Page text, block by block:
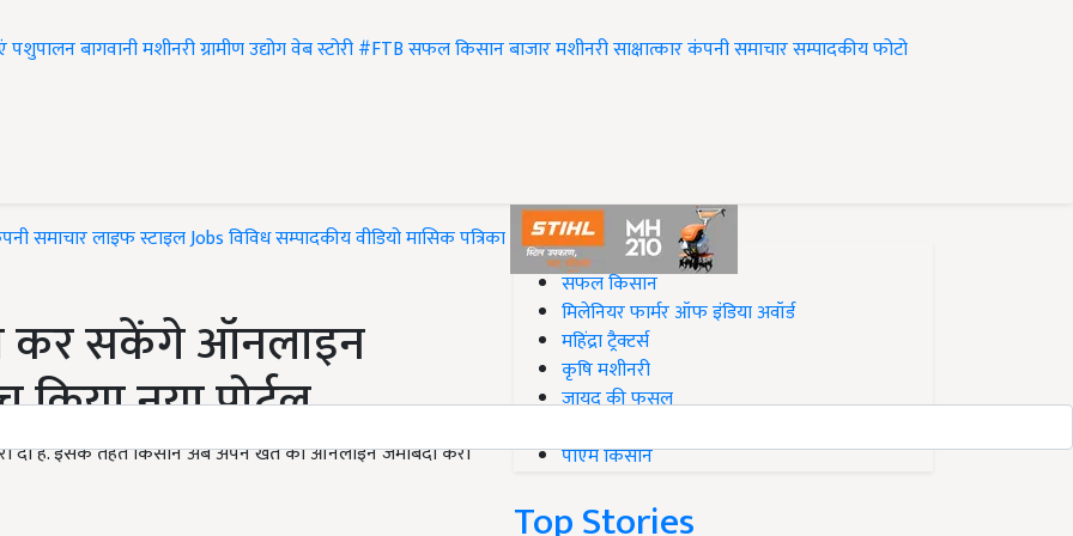
पशुपालनबागवानीमशीनरीग्रामीण उद्योगवेब स्टोरी#FTBसफल किसानबाजारमशीनरीसाक्षात्कारकंपनी समाचारसम्पादकीयफोटो
समाचारलाइफ स्टाइलJobsविविधसम्पादकीयवीडियोमासिक पत्रिका
कर सकेंगे ऑनलाइन
नया पोर्टल
दी है. इसके तहत किसान अब अपने खेत का ऑनलाइन जमाबंदी करा
#Top on Krishi Jagran
सफल किसान
मिलेनियर फार्मर ऑफ इंडिया अवॉर्ड
महिंद्रा ट्रैक्टर्स
कृषि मशीनरी
जायद की फसल
पीएम किसान
Top Stories